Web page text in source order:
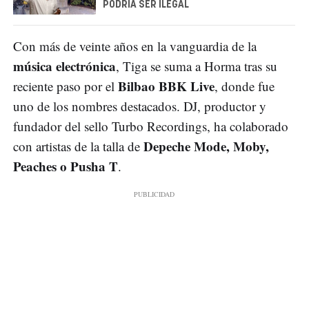
PODRÍA SER ILEGAL
Con más de veinte años en la vanguardia de la
música electrónica, Tiga se suma a Horma tras su
reciente paso por el Bilbao BBK Live, donde fue
uno de los nombres destacados. DJ, productor y
fundador del sello Turbo Recordings, ha colaborado
con artistas de la talla de Depeche Mode, Moby,
Peaches o Pusha T.